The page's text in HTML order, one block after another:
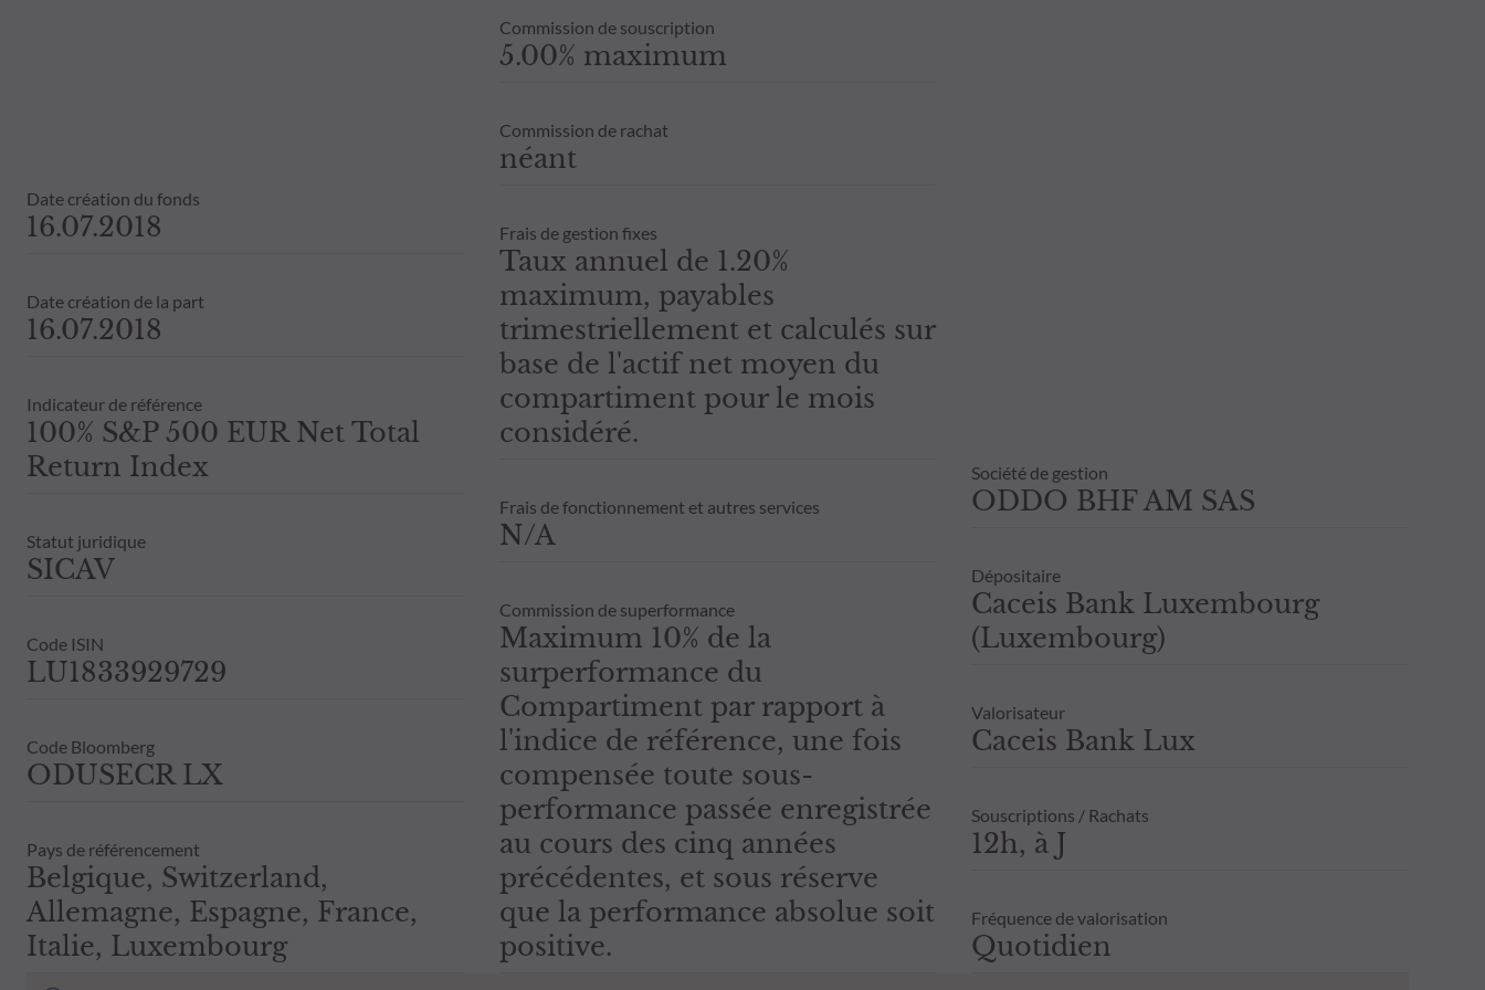
Date création du fonds
16.07.2018
Date création de la part
16.07.2018
Indicateur de référence
100% S&P 500 EUR Net Total
Return Index
Statut juridique
SICAV
Code ISIN
LU1833929729
Code Bloomberg
ODUSECR LX
Pays de référencement
Belgique, Switzerland,
Allemagne, Espagne, France,
Italie, Luxembourg
Commission de souscription
5.00% maximum
Commission de rachat
néant
Frais de gestion fixes
Taux annuel de 1.20%
maximum, payables
trimestriellement et calculés sur
base de l'actif net moyen du
compartiment pour le mois
considéré.
Frais de fonctionnement et autres services
N/A
Commission de superformance
Maximum 10% de la
surperformance du
Compartiment par rapport à
l'indice de référence, une fois
compensée toute sous-
performance passée enregistrée
au cours des cinq années
précédentes, et sous réserve
que la performance absolue soit
positive.
Société de gestion
ODDO BHF AM SAS
Dépositaire
Caceis Bank Luxembourg
(Luxembourg)
Valorisateur
Caceis Bank Lux
Souscriptions / Rachats
12h, à J
Fréquence de valorisation
Quotidien